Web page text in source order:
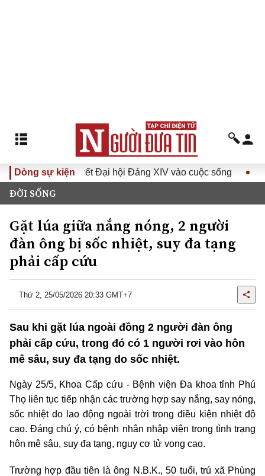
Dòng sự kiện
Nghị quyết Đại hội Đảng XIV vào cuộc sống Hướng
ĐỜI SỐNG
Gặt lúa giữa nắng nóng, 2 người
đàn ông bị sốc nhiệt, suy đa tạng
phải cấp cứu
Thứ 2, 25/05/2026 20:33 GMT+7
Sau khi gặt lúa ngoài đồng 2 người đàn ông
phải cấp cứu, trong đó có 1 người rơi vào hôn
mê sâu, suy đa tạng do sốc nhiệt.
Ngày 25/5, Khoa Cấp cứu - Bệnh viện Đa khoa tỉnh Phú
Thọ liên tục tiếp nhận các trường hợp say nắng, say nóng,
sốc nhiệt do lao động ngoài trời trong điều kiện nhiệt độ
cao. Đáng chú ý, có bệnh nhân nhập viện trong tình trạng
hôn mê sâu, suy đa tạng, nguy cơ tử vong cao.
Trường hợp đầu tiên là ông N.B.K., 50 tuổi, trú xã Phùng